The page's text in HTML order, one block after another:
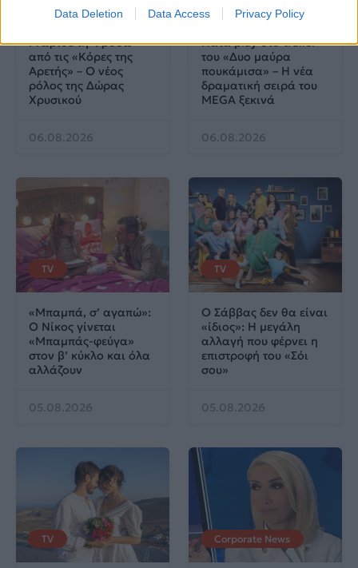
Data Deletion Data Access Privacy Policy
Γνώρισε τη Φρόσω
από τις «Κόρες της
Αρετής» – Ο νέος
ρόλος της Δώρας
Χρυσικού
06.08.2026
Πάτα play στο trailer
του «Δυο μαύρα
πουκάμισα» – Η νέα
δραματική σειρά του
MEGA ξεκινά
06.08.2026
TV
«Μπαμπά, σ’ αγαπώ»:
Ο Νίκος γίνεται
«Μπαμπάς-φεύγα»
στον β’ κύκλο και όλα
αλλάζουν
05.08.2026
TV
Ο Σάββας δεν θα είναι
«ίδιος»: Η μεγάλη
αλλαγή που φέρνει η
επιστροφή του «Σόι
σου»
05.08.2026
TV Corporate News